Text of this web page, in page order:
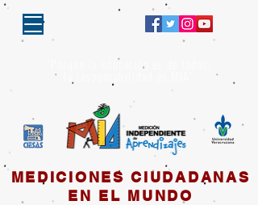
"Porque la educación es de todos,
MEDICIONES CIUDADANAS
EN EL MUNDO